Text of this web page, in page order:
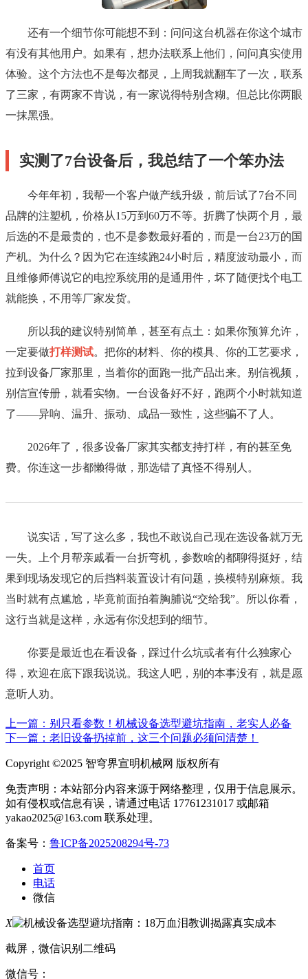
还有一个细节你可能想不到：问问这台机器在你这个城市
有没有其他用户。如果有，想办法联系上他们，问问真实使用
体验。这个方法也不是每次都灵，上周我就翻车了一次，联系
了三家，有两家不肯说，有一家说得特别含糊。但总比你两眼
一抹黑强。
实测了7台设备后，我总结了一个笨办法
今年年初，我帮一个客户做产线升级，前后试了7台不同
品牌的注塑机，价格从15万到60万不等。折腾了快两个月，最
后选的不是最贵的，也不是参数最好看的，而是一台23万的国
产机。为什么？因为它在连续跑24小时后，精度波动最小，而
且维修师傅说它的电控系统用的是通用件，坏了随便找个电工
就能换，不用等厂家发货。
所以我的建议特别简单，甚至有点土：如果你预算允许，
一定要做打样测试。把你的材料、你的模具、你的工艺要求，
拉到设备厂家那里，当着你的面跑一批产品出来。别信视频，
别信宣传册，就看实物。一台设备好不好，跑两个小时就知道
了——异响、温升、振动、成品一致性，这些骗不了人。
2026年了，很多设备厂家其实都支持打样，有的甚至免
费。你连这一步都懒得做，那选错了真怪不得别人。
说实话，写了这么多，我也不敢说自己现在选设备就万无
一失。上个月帮亲戚看一台折弯机，参数啥的都聊得挺好，结
果到现场发现它的后挡料装置设计有问题，换模特别麻烦。我
当时就有点尴尬，毕竟前面拍着胸脯说“交给我”。所以你看，
这行当就是这样，永远有你没想到的细节。
你要是最近也在看设备，踩过什么坑或者有什么独家心
得，欢迎在底下跟我说说。我这人吧，别的本事没有，就是愿
意听人劝。
上一篇：别只看参数！机械设备选型避坑指南，老实人必备
下一篇：老旧设备扔掉前，这三个问题必须问清楚！
Copyright ©2025 智穹界宣明机械网 版权所有
免责声明：本站部分内容来源于网络整理，仅用于信息展示。
如有侵权或信息有误，请通过电话 17761231017 或邮箱
yakao2025@163.com 联系处理。
备案号： 鲁ICP备2025208294号-73
首页
电话
微信
X
截屏，微信识别二维码
微信号：